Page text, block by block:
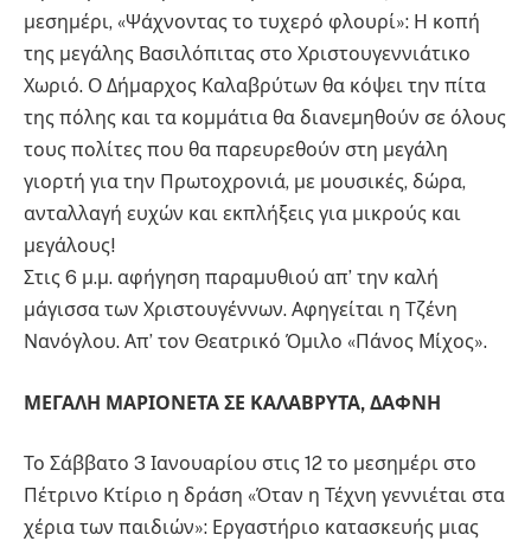
μεσημέρι, «Ψάχνοντας το τυχερό φλουρί»: Η κοπή
της μεγάλης Βασιλόπιτας στο Χριστουγεννιάτικο
Χωριό. Ο Δήμαρχος Καλαβρύτων θα κόψει την πίτα
της πόλης και τα κομμάτια θα διανεμηθούν σε όλους
τους πολίτες που θα παρευρεθούν στη μεγάλη
γιορτή για την Πρωτοχρονιά, με μουσικές, δώρα,
ανταλλαγή ευχών και εκπλήξεις για μικρούς και
μεγάλους!
Στις 6 μ.μ. αφήγηση παραμυθιού απ’ την καλή
μάγισσα των Χριστουγέννων. Αφηγείται η Τζένη
Νανόγλου. Απ’ τον Θεατρικό Όμιλο «Πάνος Μίχος».
ΜΕΓΑΛΗ ΜΑΡΙΟΝΕΤΑ ΣΕ ΚΑΛΑΒΡΥΤΑ, ΔΑΦΝΗ
Το Σάββατο 3 Ιανουαρίου στις 12 το μεσημέρι στο
Πέτρινο Κτίριο η δράση «Όταν η Τέχνη γεννιέται στα
χέρια των παιδιών»: Εργαστήριο κατασκευής μιας